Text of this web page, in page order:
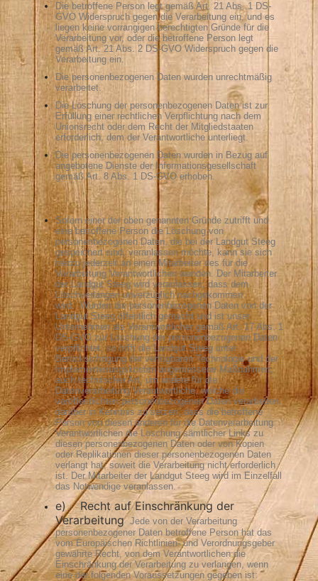
Die betroffene Person legt gemäß Art. 21 Abs. 1 DS-
GVO Widerspruch gegen die Verarbeitung ein, und es
liegen keine vorrangigen berechtigten Gründe für die
Verarbeitung vor, oder die betroffene Person legt
gemäß Art. 21 Abs. 2 DS-GVO Widerspruch gegen die
Verarbeitung ein.
Die personenbezogenen Daten wurden unrechtmäßig
verarbeitet.
Die Löschung der personenbezogenen Daten ist zur
Erfüllung einer rechtlichen Verpflichtung nach dem
Unionsrecht oder dem Recht der Mitgliedstaaten
erforderlich, dem der Verantwortliche unterliegt.
Die personenbezogenen Daten wurden in Bezug auf
angebotene Dienste der Informationsgesellschaft
gemäß Art. 8 Abs. 1 DS-GVO erhoben.
Sofern einer der oben genannten Gründe zutrifft und
eine betroffene Person die Löschung von
personenbezogenen Daten, die bei der Landgut Steeg
gespeichert sind, veranlassen möchte, kann sie sich
hierzu jederzeit an einen Mitarbeiter des für die
Verarbeitung Verantwortlichen wenden. Der Mitarbeiter
der Landgut Steeg wird veranlassen, dass dem
Löschverlangen unverzüglich nachgekommen
wird. Wurden die personenbezogenen Daten von der
Landgut Steeg öffentlich gemacht und ist unser
Unternehmen als Verantwortlicher gemäß Art. 17 Abs. 1
DS-GVO zur Löschung der personenbezogenen Daten
verpflichtet, so trifft die Landgut Steeg unter
Berücksichtigung der verfügbaren Technologie und der
Implementierungskosten angemessene Maßnahmen,
auch technischer Art, um andere für die
Datenverarbeitung Verantwortliche, welche die
veröffentlichten personenbezogenen Daten verarbeiten,
darüber in Kenntnis zu setzen, dass die betroffene
Person von diesen anderen für die Datenverarbeitung
Verantwortlichen die Löschung sämtlicher Links zu
diesen personenbezogenen Daten oder von Kopien
oder Replikationen dieser personenbezogenen Daten
verlangt hat, soweit die Verarbeitung nicht erforderlich
ist. Der Mitarbeiter der Landgut Steeg wird im Einzelfall
das Notwendige veranlassen.
e) Recht auf Einschränkung der
Verarbeitung Jede von der Verarbeitung
personenbezogener Daten betroffene Person hat das
vom Europäischen Richtlinien- und Verordnungsgeber
gewährte Recht, von dem Verantwortlichen die
Einschränkung der Verarbeitung zu verlangen, wenn
eine der folgenden Voraussetzungen gegeben ist: